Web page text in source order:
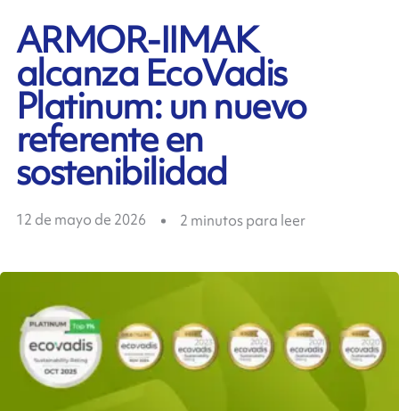
ARMOR-IIMAK
alcanza EcoVadis
Platinum: un nuevo
referente en
sostenibilidad
12 de mayo de 2026 2 minutos para leer